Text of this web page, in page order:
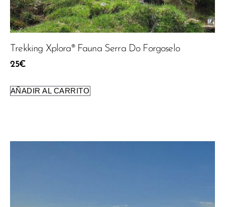
Trekking Xplora® Fauna Serra Do Forgoselo
25€
AÑADIR AL CARRITO